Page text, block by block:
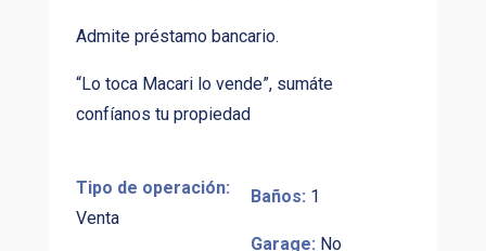
Admite préstamo bancario.
“Lo toca Macari lo vende”, sumáte
confíanos tu propiedad
Tipo de operación:
Venta
Baños: 1
Garage: No